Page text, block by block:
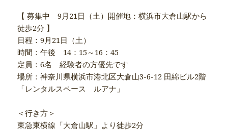
【 募集中 9月21日（土）開催地：横浜市大倉山駅から
徒歩2分 】
日程：9月21日（土）
時間：午後 14：15～16：45
定員：6名 経験者の方優先です
場所：神奈川県横浜市港北区大倉山3-6-12 田綿ビル2階
「レンタルスペース ルアナ」
＜行き方＞
東急東横線「大倉山駅」より徒歩2分